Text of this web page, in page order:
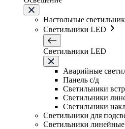
Настольные
Светильники LED
Светильники LED
Аварийные
Панель с/д
Светильники
Светильники
Светильники
Светильники для
Светильники